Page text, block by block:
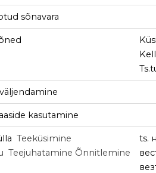
sõnavara
kasutamine
Teeküsimine
Teejuhatamine Õnnitlemine
ts.